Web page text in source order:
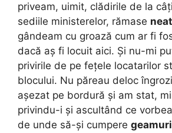
priveam, uimit, clădirile de la
sediile ministerelor, rămase
gândeam cu groază cum ar fi
dacă aș fi locuit aici. Și nu-mi
privirile de pe fețele locatarilor
blocului. Nu păreau deloc
așezat pe bordură și am stat,
privindu-i și ascultând ce
de unde să-și cumpere